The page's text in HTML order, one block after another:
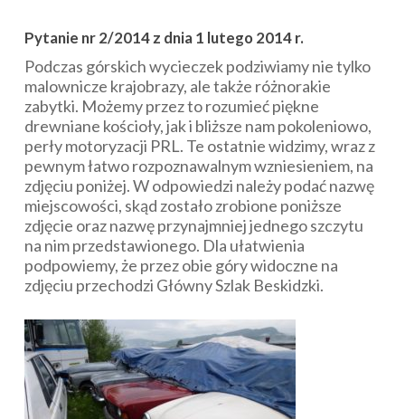
Pytanie nr 2/2014 z dnia 1 lutego 2014 r.
Podczas górskich wycieczek podziwiamy nie tylko
malownicze krajobrazy, ale także różnorakie
zabytki. Możemy przez to rozumieć piękne
drewniane kościoły, jak i bliższe nam pokoleniowo,
perły motoryzacji PRL. Te ostatnie widzimy, wraz z
pewnym łatwo rozpoznawalnym wzniesieniem, na
zdjęciu poniżej. W odpowiedzi należy podać nazwę
miejscowości, skąd zostało zrobione poniższe
zdjęcie oraz nazwę przynajmniej jednego szczytu
na nim przedstawionego. Dla ułatwienia
podpowiemy, że przez obie góry widoczne na
zdjęciu przechodzi Główny Szlak Beskidzki.